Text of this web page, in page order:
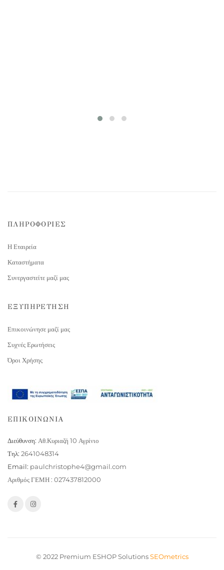
ΠΛΗΡΟΦΟΡΙΕΣ
Η Εταιρεία
Καταστήματα
Συνεργαστείτε μαζί μας
ΕΞΥΠΗΡΕΤΗΣΗ
Επικοινώνησε μαζί μας
Συχνές Ερωτήσεις
Όροι Χρήσης
ΕΠΙΚΟΙΝΩΝΙΑ
Διεύθυνση: Αθ.Κυριαζή 10 Αγρίνιο
Τηλ: 2641048314
Email: paulchristophe4@gmail.com
Αριθμός ΓΕΜΗ : 027437812000
© 2022 Premium ESHOP SolutionsSEOmetrics